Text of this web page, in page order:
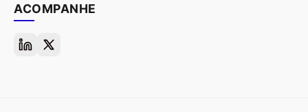
ACOMPANHE